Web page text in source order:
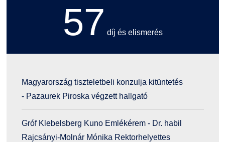
57 díj és elismerés
Magyarország tiszteletbeli konzulja kitüntetés
- Pazaurek Piroska végzett hallgató
Gróf Klebelsberg Kuno Emlékérem - Dr. habil
Rajcsányi-Molnár Mónika Rektorhelyettes